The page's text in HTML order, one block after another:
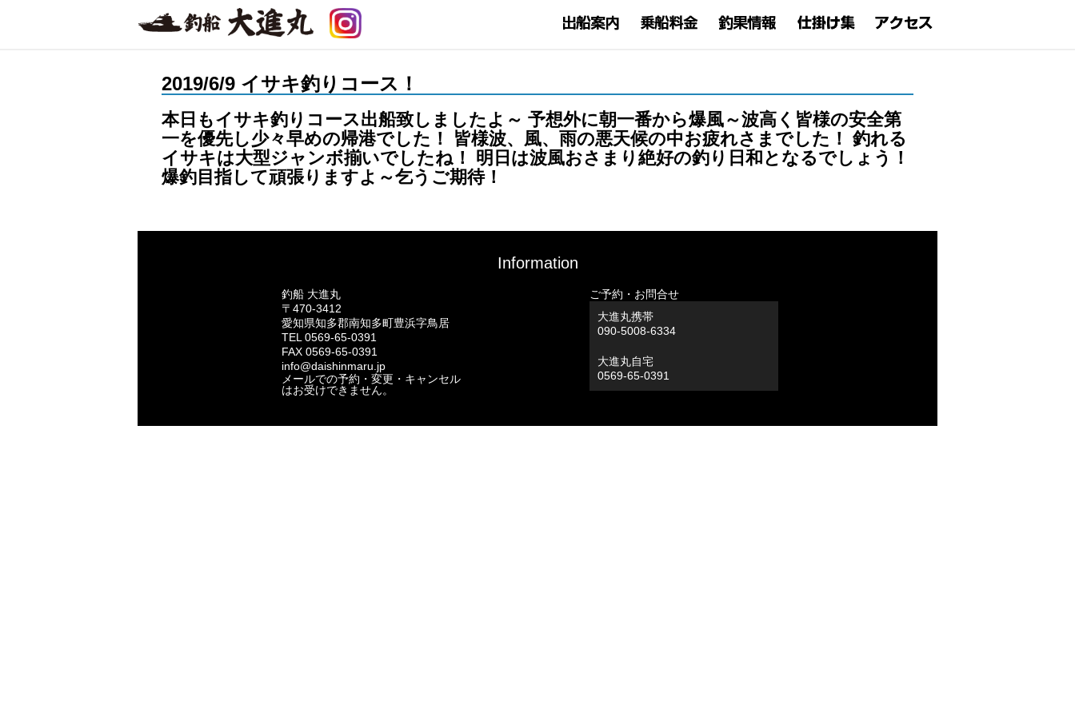
2019/6/9 イサキ釣りコース！
本日もイサキ釣りコース出船致しましたよ～ 予想外に朝一番から爆風～波高く皆様の安全第
一を優先し少々早めの帰港でした！ 皆様波、風、雨の悪天候の中お疲れさまでした！ 釣れる
イサキは大型ジャンボ揃いでしたね！ 明日は波風おさまり絶好の釣り日和となるでしょう！
爆釣目指して頑張りますよ～乞うご期待！
Information
釣船 大進丸
〒470-3412
愛知県知多郡南知多町豊浜字鳥居
TEL 0569-65-0391
FAX 0569-65-0391
info@daishinmaru.jp
メールでの予約・変更・キャンセル
はお受けできません。
ご予約・お問合せ
大進丸携帯
090-5008-6334
大進丸自宅
0569-65-0391